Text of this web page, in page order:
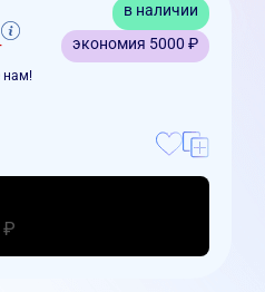
в наличии
экономия 5000 ₽
нам!
₽